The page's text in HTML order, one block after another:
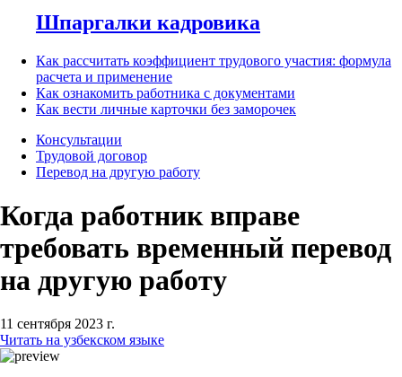
Шпаргалки кадровика
Как рассчитать коэффициент трудового участия: формула
расчета и применение
Как ознакомить работника с документами
Как вести личные карточки без заморочек
Консультации
Трудовой договор
Перевод на другую работу
Когда работник вправе
требовать временный перевод
на другую работу
11 сентября 2023 г.
Читать на узбекском языке